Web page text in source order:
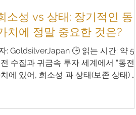
소성 vs 상태: 장기적인 동
치에 정말 중요한 것은?
: GoldsilverJapan 🕒 읽는 시간: 약 5
수집과 귀금속 투자 세계에서 “동전
에 있어, 희소성 과 상태(보존 상태) 중
노리는 투자자나 수집가에게는, 이 질